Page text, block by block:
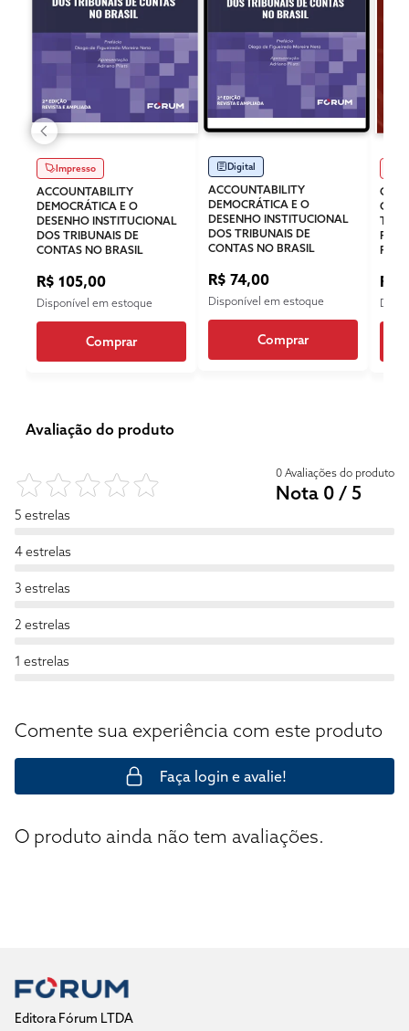
Impresso
ACCOUNTABILITY
DEMOCRÁTICA E O
DESENHO INSTITUCIONAL
DOS TRIBUNAIS DE
CONTAS NO BRASIL
R$ 105,00
Disponível em estoque
Comprar
Digital
ACCOUNTABILITY
DEMOCRÁTICA E O
DESENHO INSTITUCIONAL
DOS TRIBUNAIS DE
CONTAS NO BRASIL
R$ 74,00
Disponível em estoque
Comprar
R$
Avaliação do produto
0 Avaliações do produto
Nota 0 / 5
5 estrelas
4 estrelas
3 estrelas
2 estrelas
1 estrelas
Comente sua experiência com este produto
Faça login e avalie!
O produto ainda não tem avaliações.
Editora Fórum LTDA